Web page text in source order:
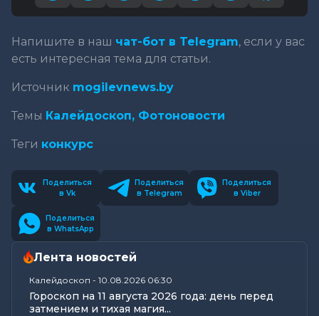
Напишите в наш чат-бот в Telegram, если у вас
есть интересная тема для статьи.
Источник mogilevnews.by
Темы Калейдоскоп, Фотоновости
Теги конкурс
Поделиться
в Vk
Поделиться
в Telegram
Поделиться
в Viber
Поделиться
в WhatsApp
Лента новостей
Калейдоскоп - 10.08.2026 06:30
Гороскоп на 11 августа 2026 года: день перед
затмением и тихая магия...